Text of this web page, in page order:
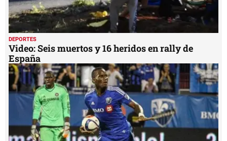
DEPORTES
Video: Seis muertos y 16 heridos en rally de
España